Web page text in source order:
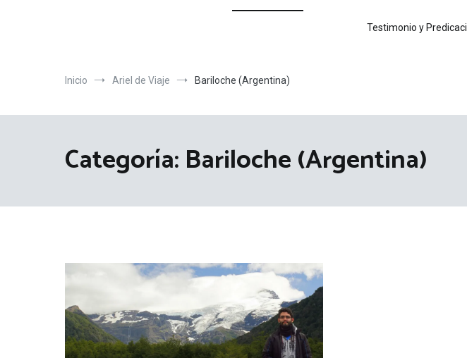
Testimonio y
Inicio Ariel de Viaje Bariloche (Argentina)
Categoría: Bariloche (Argentina)